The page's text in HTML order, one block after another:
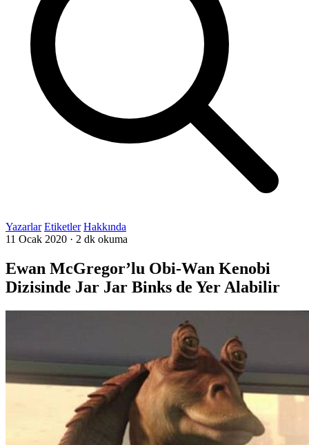
Yazarlar Etiketler Hakkında
11 Ocak 2020 · 2 dk okuma
Ewan McGregor’lu Obi-Wan Kenobi
Dizisinde Jar Jar Binks de Yer Alabilir